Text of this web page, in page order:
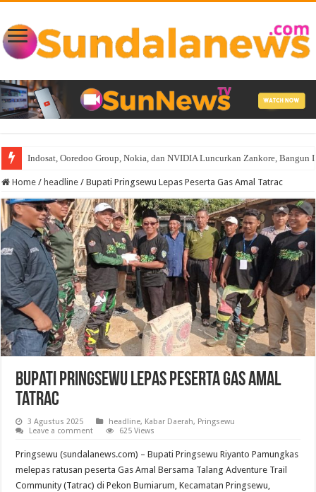
Indosat, Ooredoo Group, Nokia, dan NVIDIA Luncurkan Zankore, Bangun
Home / headline / Bupati Pringsewu Lepas Peserta Gas Amal Tatrac
Bupati Pringsewu Lepas Peserta Gas Amal
Tatrac
3 Agustus 2025 headline, Kabar Daerah, Pringsewu
Leave a comment
625 Views
Pringsewu (sundalanews.com) – Bupati Pringsewu Riyanto Pamungkas
melepas ratusan peserta Gas Amal Bersama Talang Adventure Trail
Community (Tatrac) di Pekon Bumiarum, Kecamatan Pringsewu,